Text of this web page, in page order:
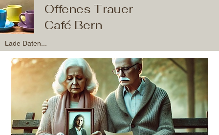
Lade Daten...
Offenes Trauer
Café Bern